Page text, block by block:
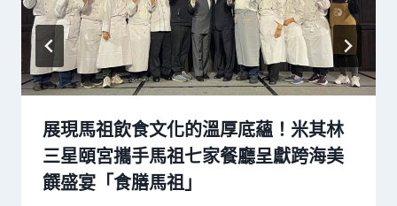
展現馬祖飲食文化的溫厚底蘊！米其林
三星頤宮攜手馬祖七家餐廳呈獻跨海美
饌盛宴「食膳馬祖」